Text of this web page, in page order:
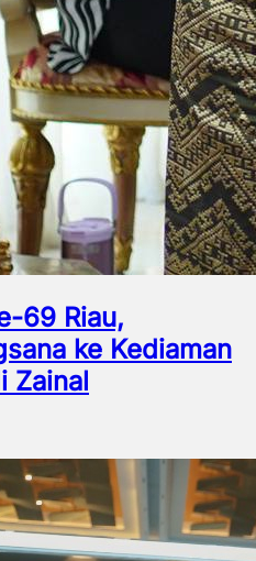
69 Riau,
ke Kediaman
Zainal